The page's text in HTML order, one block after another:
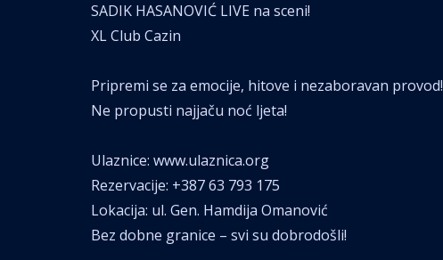
SADIK HASANOVIĆ LIVE na sceni!
XL Club Cazin
Pripremi se za emocije, hitove i nezaboravan provod!
Ne propusti najjaču noć ljeta!
Ulaznice: www.ulaznica.org
Rezervacije: +387 63 793 175
Lokacija: ul. Gen. Hamdija Omanović
Bez dobne granice – svi su dobrodošli!